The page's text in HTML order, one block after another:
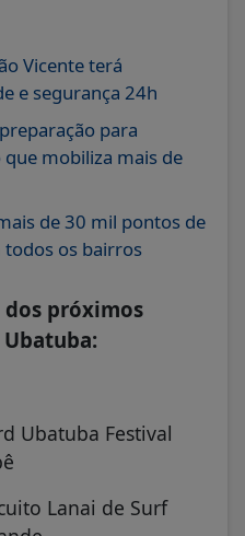
Vicente terá
e segurança 24h
para
mobiliza mais de
de 30 mil pontos de
todos os bairros
próximos
Ubatuba Festival
Lanai de Surf